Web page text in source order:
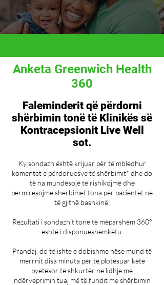
Anketa Greenwich Health
360
Faleminderit që përdorni
shërbimin tonë të Klinikës së
Kontracepsionit Live Well
sot.
Ky sondazh është krijuar për të mbledhur
komentet e përdoruesve të shërbimit* dhe do
të na mundësojë të rishikojmë dhe
përmirësojmë shërbimet tona për pacientët në
të gjithë bashkinë.
Rezultati i sondazhit tonë të mëparshëm 360°
është i disponueshëmkëtu
Prandaj, do të ishte e dobishme nëse mund të
merrnit disa minuta për të plotësuar këtë
pyetësor të shkurtër në lidhje me
ndërveprimin tuaj më të fundit me shërbimin